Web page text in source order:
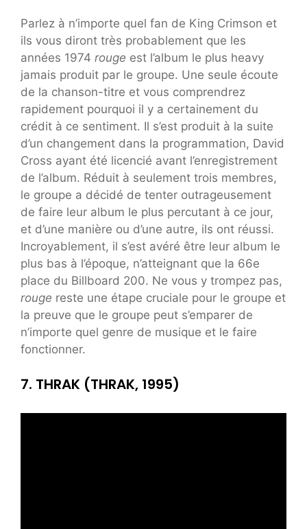
Parlez à n’importe quel fan de King Crimson et
ils vous diront très probablement que les
années 1974 rouge est l’album le plus heavy
jamais produit par le groupe. Une seule écoute
de la chanson-titre et vous comprendrez
rapidement pourquoi il y a certainement du
crédit à ce sentiment. Il s’est produit à la suite
d’un changement dans la programmation, David
Cross ayant été licencié avant l’enregistrement
de l’album. Réduit à seulement trois membres,
le groupe a décidé de tenter outrageusement
de faire leur album le plus percutant à ce jour,
et d’une manière ou d’une autre, ils ont réussi.
Incroyablement, il s’est avéré être leur album le
plus bas à l’époque, n’atteignant que la 66e
place du Billboard 200. Ne vous y trompez pas,
rouge reste une étape cruciale pour le groupe et
la preuve que le groupe peut s’emparer de
n’importe quel genre de musique et le faire
fonctionner.
7. THRAK (THRAK, 1995)